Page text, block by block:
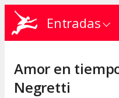
Entradas
Amor en
Negretti